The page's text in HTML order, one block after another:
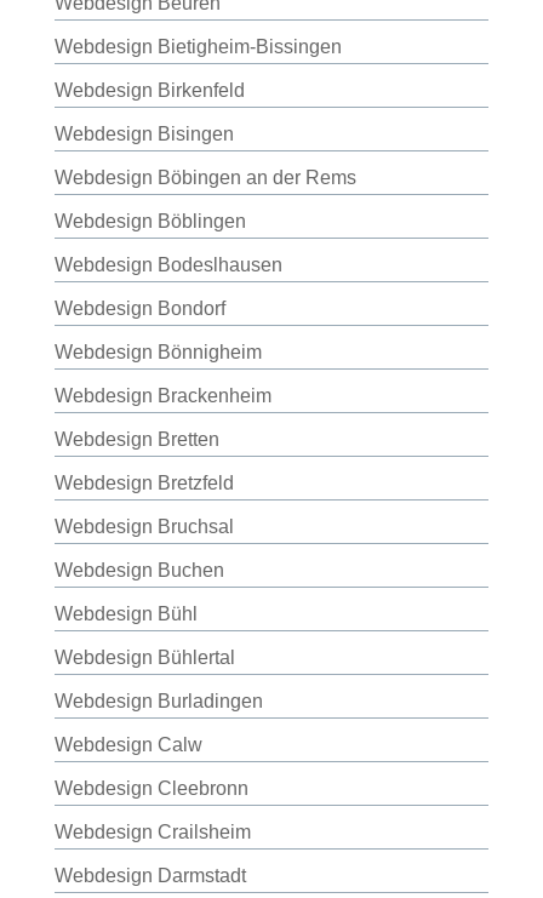
Webdesign Bietigheim-Bissingen
Webdesign Birkenfeld
Webdesign Bisingen
Webdesign Böbingen an der Rems
Webdesign Böblingen
Webdesign Bodeslhausen
Webdesign Bondorf
Webdesign Bönnigheim
Webdesign Brackenheim
Webdesign Bretten
Webdesign Bretzfeld
Webdesign Bruchsal
Webdesign Buchen
Webdesign Bühl
Webdesign Bühlertal
Webdesign Burladingen
Webdesign Calw
Webdesign Cleebronn
Webdesign Crailsheim
Webdesign Darmstadt